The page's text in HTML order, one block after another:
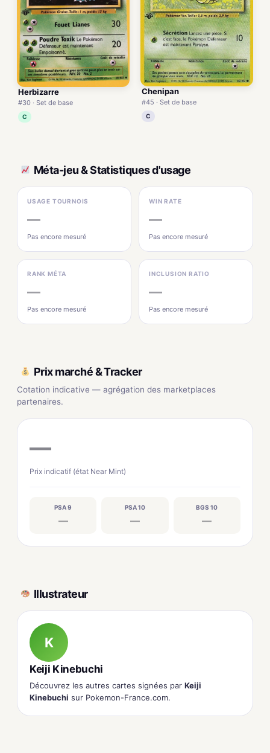
Herbizarre
#30 · Set de base
C
Chenipan
#45 · Set de base
C
Méta-jeu & Statistiques d'usage
USAGE TOURNOIS
—
Pas encore mesuré
WIN RATE
—
Pas encore mesuré
RANK MÉTA
—
Pas encore mesuré
INCLUSION RATIO
—
Pas encore mesuré
Prix marché & Tracker
Cotation indicative — agrégation des marketplaces
partenaires.
—
Prix indicatif (état Near Mint)
PSA 9
—
PSA 10
—
BGS 10
—
Illustrateur
K
Keiji Kinebuchi
Découvrez les autres cartes signées par Keiji
Kinebuchi sur Pokemon-France.com.